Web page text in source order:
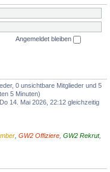
Angemeldet bleiben
0 unsichtbare Mitglieder und 5
5 Minuten)
14. Mai 2026, 22:12 gleichzeitig
GW2 Offiziere GW2 Rekrut,